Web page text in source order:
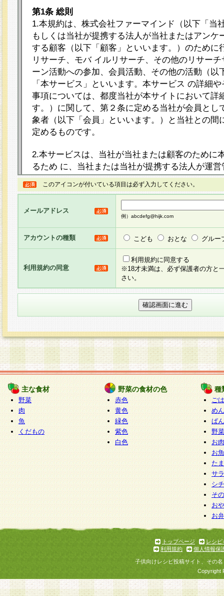
第1条 総則
1.本規約は、株式会社ファーマインド（以下「当
もしくは当社が提携する法人が当社またはアンケ
する顧客（以下「顧客」といいます。）のために
リサーチ、モバ イルリサーチ、その他のリサー
ーン活動への参加、会員活動、その他の活動（以
「本サービス」といいます。本サービス の詳細
事項については、都度当社が本サイトにおいて詳
す。）に関して、第２条に定める当社が会員とし
象者（以下「会員」といいます。）と当社との間
定めるものです。
2.本サービスは、当社が当社または顧客のために
るため に、当社または当社が提携する法人が運
ト（以下「本サイト」といいます。）上に本サー
ージを設け、会員がアンケー ト調査に回答する
し、その結果を当社が集計・分析その他の利用を
るものです。なお、本サービスは、それぞれの目
員に対して本サービスの依頼を行うこともあり、
た全ての会員に対して本サービスの依頼をすると
りま す。
3.当社は、会員の事前の承諾を得ることなく、当
方 法・手段にて、本規約を任意に制定、変更ま
きるものとします。改定後の本規約等は、本規約
に掲示したときに、その 他の諸規定については
てその効力を生じるものとします。
4.本規約は、会員登録希望者による会員登録手続
の当社による会員登録の承認が完了した時点で会
たものとみなされ、会員に対して適用されるもの
5.当社がお聞きする個人情報は、すべて会員登録
で提 供いただいたものと考えております。従っ
自らの個人情報の提供を希望されない場合には、
をお預かりいたしません が、提供されないこと
商品やサービス等をご利用いただけない場合があ
了承ください。
6.当社は、お客様から当社が保有している個人情
加・ 利用停止等を求められた場合には、ご本人
て確認できた場合に限り、法令に準拠して合理的
いただきます。なお、開示 請求等の請求先は個
ります。
1.会員とは、本規約等を承諾のうえ、当社所定の
了し、当社が承認した者、グループとします。な
が以下に該当する場合は会員登録をすることがで
このアイコンが付いている項目は必ず入力してください。
メールアドレス
例）abcdefg@hijk.com
アカウントの種類 こども おとな グルー
利用規約の同意
利用規約に同意する
※18才未満は、必ず保護者の方と
さい。
主な食材
野菜
肉
魚
くだもの
野菜の食材の色
赤色
黄色
緑色
紫色
白色
種
ご
めん
ぱん
野
お
お
た
サ
シ
そ
お
お
トップページ
レシピ
利用規約
個人情報保
子供向けレシピ投稿サイト、その
Copyright